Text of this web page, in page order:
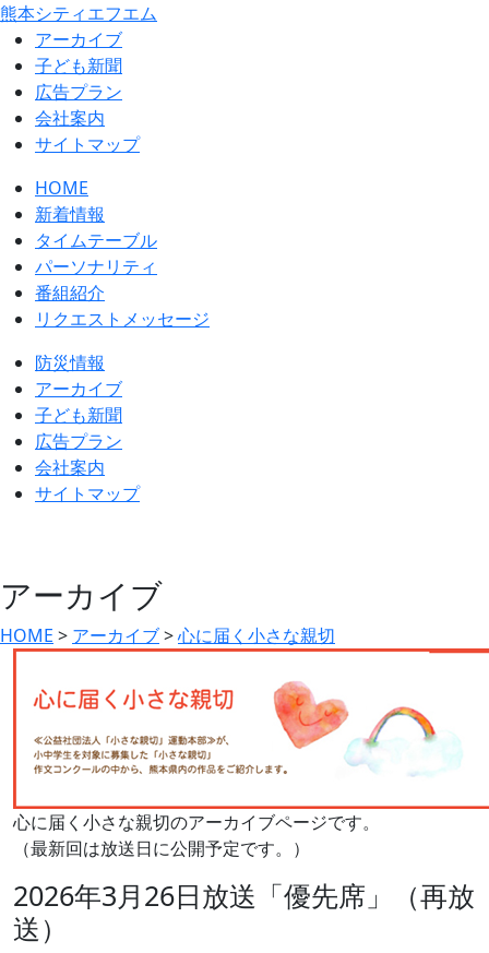
熊本シティエフエム
アーカイブ
⼦ども新聞
広告プラン
会社案内
サイトマップ
HOME
新着情報
タイムテーブル
パーソナリティ
番組紹介
リクエストメッセージ
防災情報
アーカイブ
子ども新聞
広告プラン
会社案内
サイトマップ
アーカイブ
HOME > アーカイブ>心に届く小さな親切
心に届く小さな親切のアーカイブページです。
（最新回は放送日に公開予定です。）
2026年3月26日放送「優先席」（再放
送）